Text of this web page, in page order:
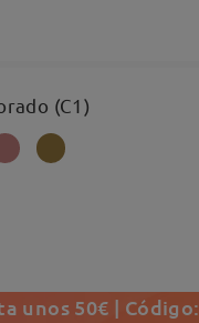
(C1)
unos 50€ | Código: